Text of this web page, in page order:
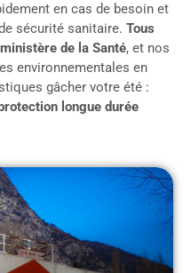
en cas de besoin et
sécurité sanitaire. Tous
de la Santé, et nos
environnementales en
gâcher votre été :
longue durée